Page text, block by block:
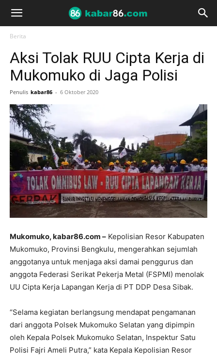
Berita
Aksi Tolak RUU Cipta Kerja di
Mukomuko di Jaga Polisi
Penulis kabar86 - 6 Oktober 2020
Mukomuko, kabar86.com – Kepolisian Resor Kabupaten
Mukomuko, Provinsi Bengkulu, mengerahkan sejumlah
anggotanya untuk menjaga aksi damai penggurus dan
anggota Federasi Serikat Pekerja Metal (FSPMI) menolak
UU Cipta Kerja Lapangan Kerja di PT DDP Desa Sibak.
“Selama kegiatan berlangsung mendapat pengamanan
dari anggota Polsek Mukomuko Selatan yang dipimpin
oleh Kepala Polsek Mukomuko Selatan, Inspektur Satu
Polisi Fajri Ameli Putra,” kata Kepala Kepolisian Resor